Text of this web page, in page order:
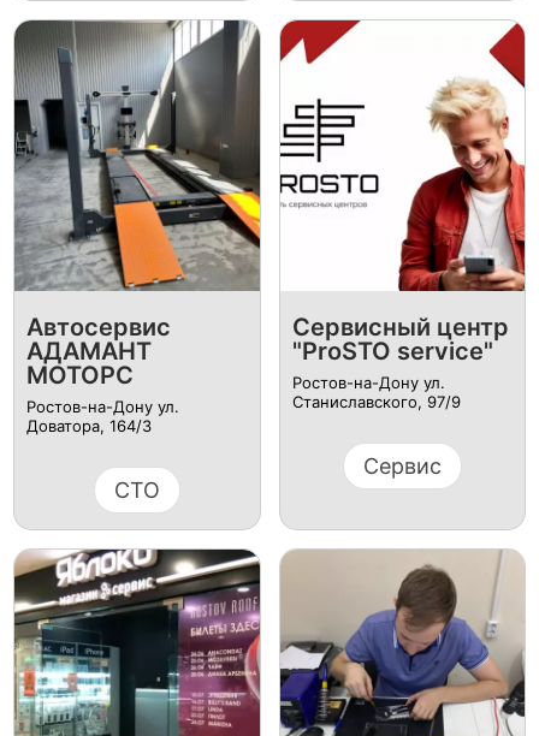
Автосервис
АДАМАНТ
МОТОРС
Ростов-на-Дону ул.
Доватора, 164/3
СТО
Сервисный центр
"ProSTO service"
Ростов-на-Дону ул.
Станиславского, 97/9
Сервис